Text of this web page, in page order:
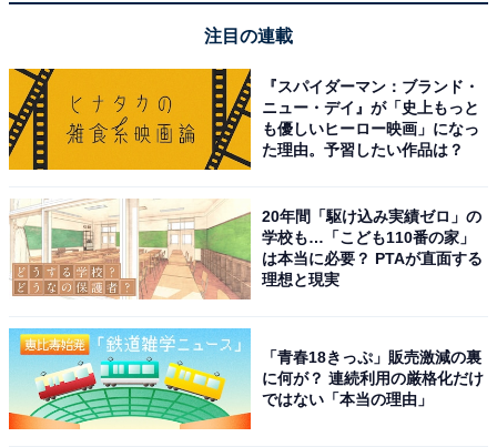
注目の連載
『スパイダーマン：ブランド・
ニュー・デイ』が「史上もっと
も優しいヒーロー映画」になっ
た理由。予習したい作品は？
20年間「駆け込み実績ゼロ」の
学校も…「こども110番の家」
は本当に必要？ PTAが直面する
理想と現実
「青春18きっぷ」販売激減の裏
に何が？ 連続利用の厳格化だけ
ではない「本当の理由」